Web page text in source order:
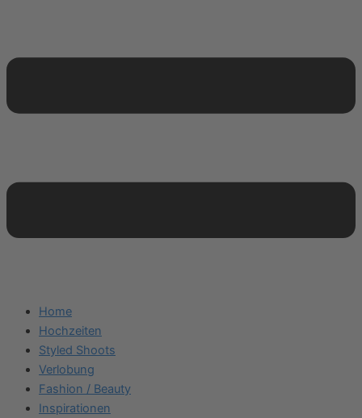
Home
Hochzeiten
Styled Shoots
Verlobung
Fashion / Beauty
Inspirationen